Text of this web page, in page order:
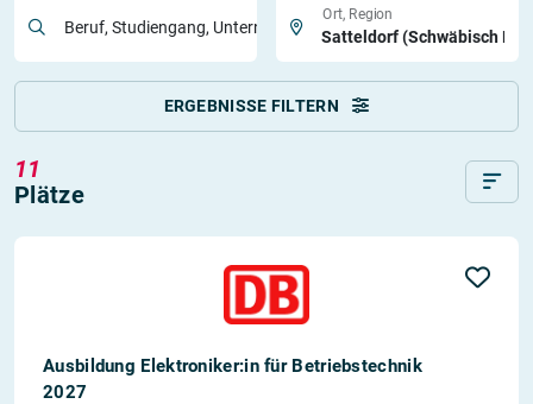
Beruf, Studiengang, Unternehmen
Ort, Region
ERGEBNISSE FILTERN
11
Plätze
Ausbildung Elektroniker:in für Betriebstechnik
2027